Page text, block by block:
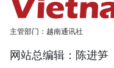
主管部门：越南通讯社
网站总编辑：陈进笋